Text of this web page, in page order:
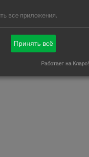
все приложения.
Принять всё
Работает на Кларо!